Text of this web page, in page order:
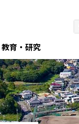
教育・研究